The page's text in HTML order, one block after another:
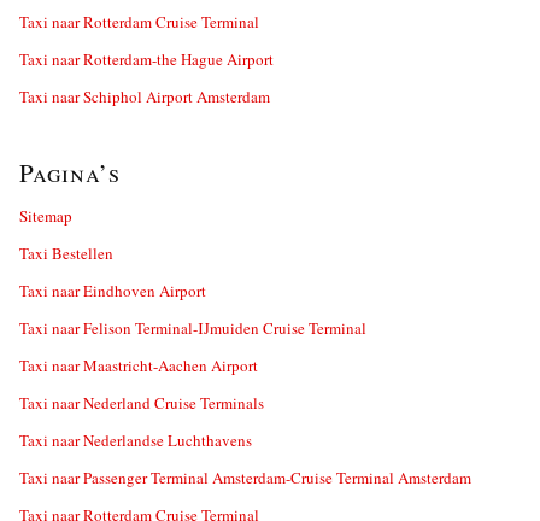
Taxi naar Rotterdam Cruise Terminal
Taxi naar Rotterdam-the Hague Airport
Taxi naar Schiphol Airport Amsterdam
Pagina’s
Sitemap
Taxi Bestellen
Taxi naar Eindhoven Airport
Taxi naar Felison Terminal-IJmuiden Cruise Terminal
Taxi naar Maastricht-Aachen Airport
Taxi naar Nederland Cruise Terminals
Taxi naar Nederlandse Luchthavens
Taxi naar Passenger Terminal Amsterdam-Cruise Terminal Amsterdam
Taxi naar Rotterdam Cruise Terminal